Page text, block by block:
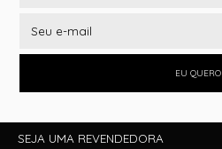
EU QUERO
SEJA UMA REVENDEDORA